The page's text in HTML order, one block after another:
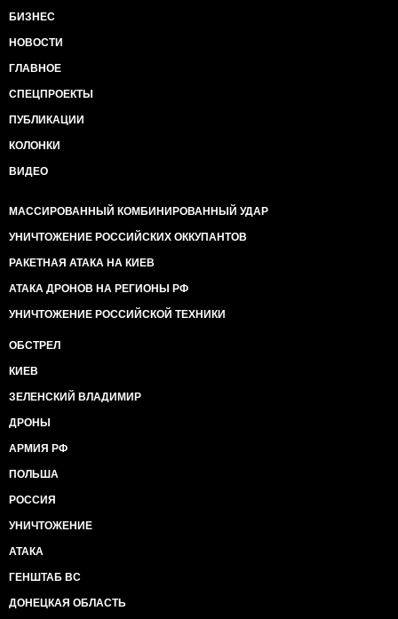
БИЗНЕС
НОВОСТИ
ГЛАВНОЕ
СПЕЦПРОЕКТЫ
ПУБЛИКАЦИИ
КОЛОНКИ
ВИДЕО
МАССИРОВАННЫЙ КОМБИНИРОВАННЫЙ УДАР
УНИЧТОЖЕНИЕ РОССИЙСКИХ ОККУПАНТОВ
РАКЕТНАЯ АТАКА НА КИЕВ
АТАКА ДРОНОВ НА РЕГИОНЫ РФ
УНИЧТОЖЕНИЕ РОССИЙСКОЙ ТЕХНИКИ
ОБСТРЕЛ
КИЕВ
ЗЕЛЕНСКИЙ ВЛАДИМИР
ДРОНЫ
АРМИЯ РФ
ПОЛЬША
РОССИЯ
УНИЧТОЖЕНИЕ
АТАКА
ГЕНШТАБ ВС
ДОНЕЦКАЯ ОБЛАСТЬ